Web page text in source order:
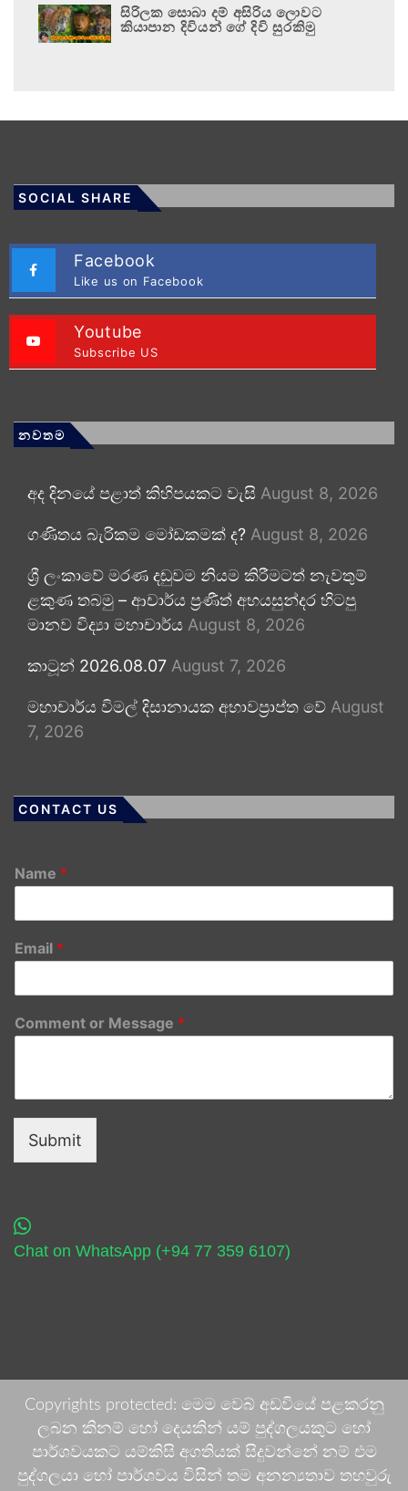
සිරිලක සොබා දම් අසිරිය ලොවට
කියාපාන දිවියන් ගේ දිවි සුරකිමු
SOCIAL SHARE
Facebook
Like us on Facebook
Youtube
Subscribe US
නවතම
අද දිනයේ පළාත් කිහිපයකට වැසි August 8, 2026
ගණිතය බැරිකම මෝඩකමක් ද? August 8, 2026
ශ්‍රී ලංකාවේ මරණ දඬුවම නියම කිරීමටත් නැවතුම්
ළකුණ තබමු – ආචාර්ය ප්‍රණීත් අභයසුන්දර හිටපු
මානව විද්‍යා මහාචාර්ය August 8, 2026
කාටූන් 2026.08.07 August 7, 2026
මහාචාර්ය විමල් දිසානායක අභාවප්‍රාප්ත වේ August
7, 2026
CONTACT US
Name *
Email *
Comment or Message *
Submit
Chat on WhatsApp (+94 77 359 6107)
Copyrights protected: මෙම වෙබ් අඩවියේ පළකරනු
ලබන කිනම් හෝ දෙයකින් යම් පුද්ගලයකුට හෝ
පාර්ශවයකට යම්කිසි අගතියක් සිදුවන්නේ නම් එම
පුද්ගලයා හෝ පාර්ශවය විසින් තම අනන්‍යතාව තහවුරු